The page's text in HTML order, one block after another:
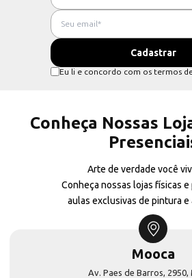
Eu li e concordo com os termos
Conheça Nossas
Arte de verdade você
Conheça nossas lojas físicas e
aulas exclusivas de pintura e
Mooca
Av. Paes de Barros, 2950,